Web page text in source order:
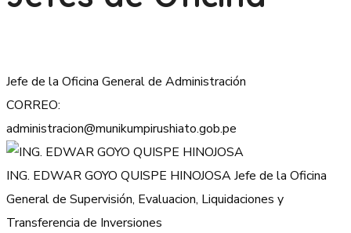
Jefe de la Oficina General de Administración
CORREO:
administracion@munikumpirushiato.gob.pe
ING. EDWAR GOYO QUISPE HINOJOSAJefe de la Oficina
General de Supervisión, Evaluacion, Liquidaciones y
Transferencia de Inversiones